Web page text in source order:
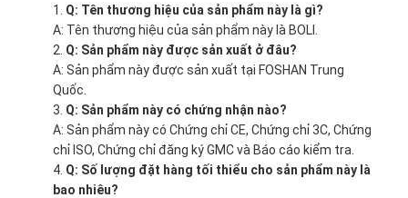
Q: Tên thương hiệu của sản phẩm này là gì?
A: Tên thương hiệu của sản phẩm này là BOLI.
Q: Sản phẩm này được sản xuất ở đâu?
A: Sản phẩm này được sản xuất tại FOSHAN Trung
Quốc.
Q: Sản phẩm này có chứng nhận nào?
A: Sản phẩm này có Chứng chỉ CE, Chứng chỉ 3C, Chứng
chỉ ISO, Chứng chỉ đăng ký GMC và Báo cáo kiểm tra.
Q: Số lượng đặt hàng tối thiểu cho sản phẩm này là
bao nhiêu?